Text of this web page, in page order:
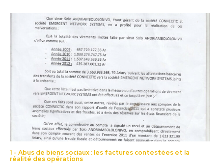
1 - Abus de biens sociaux : les factures contestées et la
réalité des opérations